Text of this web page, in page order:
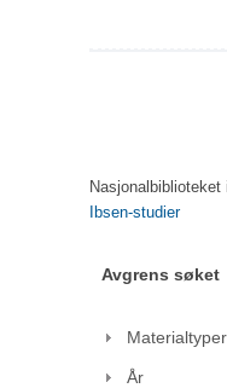
Nasjonalbiblioteket
Ibsen-studier
Avgrens søket
Materialtyper
År